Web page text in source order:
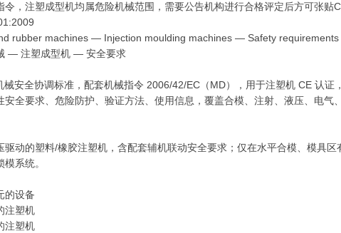
令，注塑成型机均属危险机械范围，需要公告机构进行合格评定后方可张贴
rubber machines — Injection moulding machines — Safety requirements
— 注塑成型机 — 安全要求
械安全协调标准，配套机械指令 2006/42/EC（MD），用于注塑机 CE 认证
安全要求、危险防护、验证方法、使用信息，覆盖合模、注射、液压、电气
驱动的塑料/橡胶注塑机，含配套辅机联动安全要求；仅在水平合模、模具区
系统。
的设备
注塑机
注塑机